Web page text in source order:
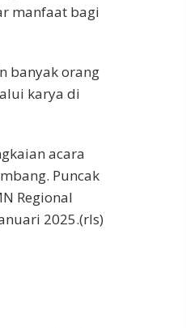
manfaat bagi
banyak orang
karya di
acara
Puncak
Regional
2025.(rls)